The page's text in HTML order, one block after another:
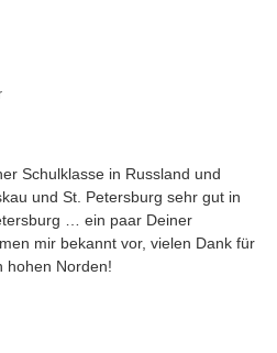
Schulklasse in Russland und
und St. Petersburg sehr gut in
… ein paar Deiner
mir bekannt vor, vielen Dank für
hohen Norden!